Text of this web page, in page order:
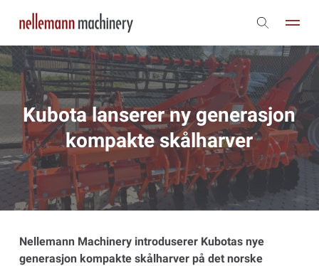
Kubota lanserer ny generasjon
kompakte skålharver
Nellemann Machinery introduserer Kubotas nye
generasjon kompakte skålharver på det norske